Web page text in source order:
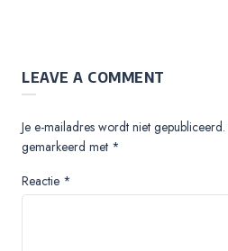
LEAVE A COMMENT
Je e-mailadres wordt niet gepubliceerd.
gemarkeerd met *
Reactie *